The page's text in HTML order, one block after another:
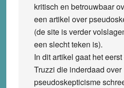
kritisch en betrouwbaar
een artikel over
(de site is verder
een slecht teken is).
In dit artikel gaat het
Truzzi die inderdaad over
pseudoskepticisme